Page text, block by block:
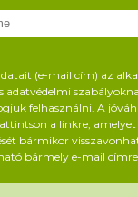
(e-mail cím) az
adatvédelmi
felhasználni. A
a linkre,
bármikor
bármely e-mail